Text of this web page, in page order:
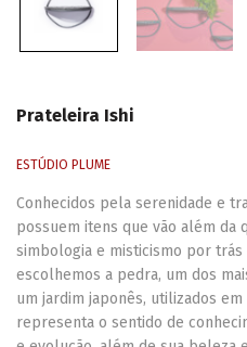
Prateleira Ishi
ESTÚDIO PLUME
Conhecidos pela serenidade e
possuem itens que vão além da
simbologia e misticismo por
escolhemos a pedra, um dos
um jardim japonês, utilizados
representa o sentido de